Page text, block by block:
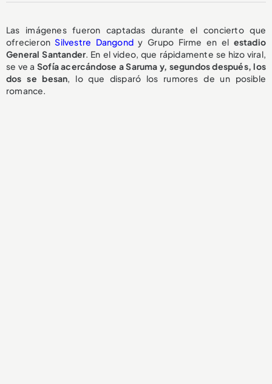
Las imágenes fueron captadas durante el concierto que
ofrecieronSilvestre Dangond y Grupo Firme en el estadio
General Santander. En el video, que rápidamente se hizo viral,
se ve a Sofía acercándose a Saruma y, segundos después, los
dos se besan, lo que disparó los rumores de un posible
romance.